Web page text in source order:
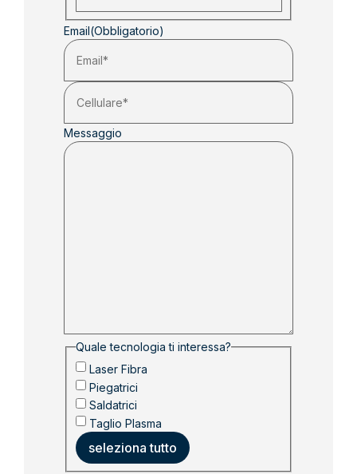
Email(Obbligatorio)
Messaggio
Quale tecnologia ti interessa?
Laser Fibra
Piegatrici
Saldatrici
Taglio Plasma
seleziona tutto